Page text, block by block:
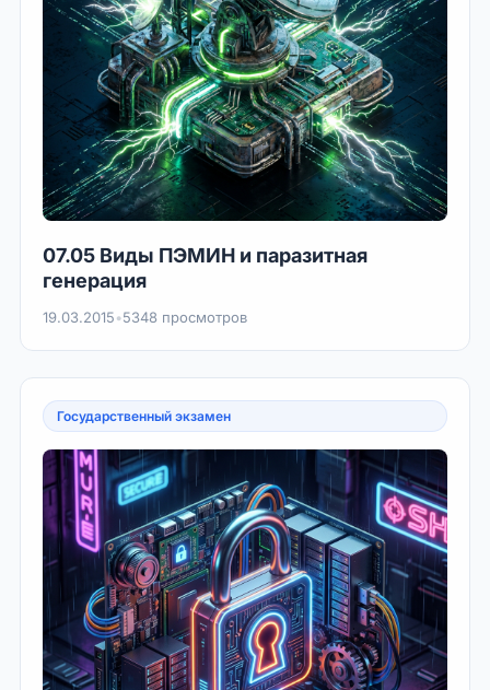
07.05 Виды ПЭМИН и паразитная
генерация
19.03.2015•5348 просмотров
Государственный экзамен